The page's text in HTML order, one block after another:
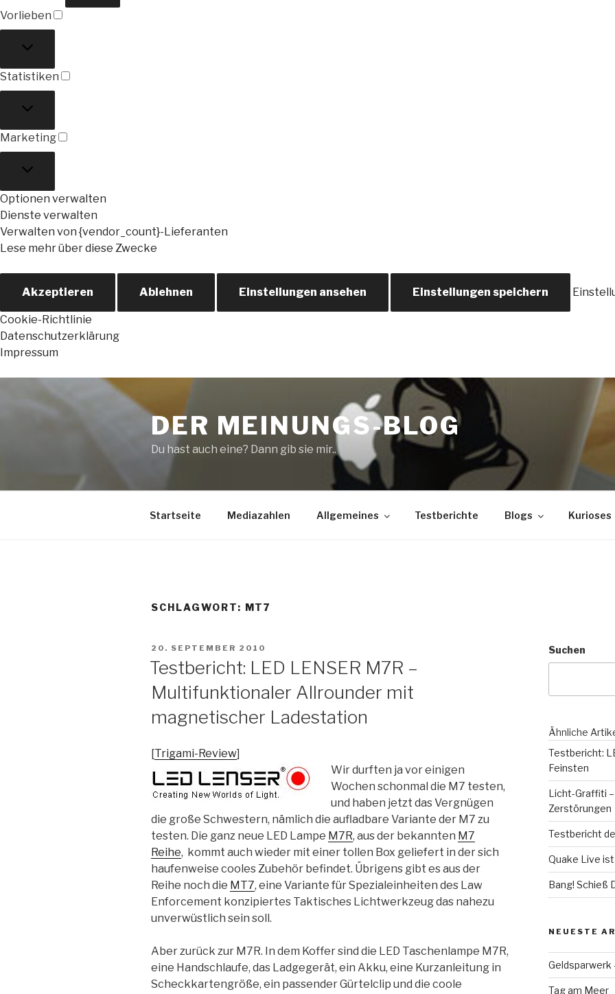
Vorlieben
Statistiken
Marketing
Optionen verwalten
Dienste verwalten
Verwalten von {vendor_count}-Lieferanten
Lese mehr über diese Zwecke
Akzeptieren Ablehnen Einstellungen ansehen Einstellungen speichern
Cookie-Richtlinie
Datenschutzerklärung
Impressum
springen
DER MEINUNGS-BLOG
Du hast auch eine? Dann gib sie mir..
Startseite Mediazahlen Allgemeines Testberichte Blogs Kurioses
SCHLAGWORT: MT7
VERÖFFENTLICHT
20. SEPTEMBER 2010
Testbericht: LED LENSER M7R –
Multifunktionaler Allrounder mit
magnetischer Ladestation
[Trigami-Review]
Wir durften ja vor einigen
Wochen schonmal die M7 testen,
und haben jetzt das Vergnügen
die große Schwestern, nämlich die aufladbare Variante der M7 zu
testen. Die ganz neue LED Lampe M7R, aus der bekannten M7
Reihe, kommt auch wieder mit einer tollen Box geliefert in der sich
haufenweise cooles Zubehör befindet. Übrigens gibt es aus der
Reihe noch die MT7, eine Variante für Spezialeinheiten des Law
Enforcement konzipiertes Taktisches Lichtwerkzeug das nahezu
unverwüstlich sein soll.
Aber zurück zur M7R. In dem Koffer sind die LED Taschenlampe M7R,
eine Handschlaufe, das Ladgegerät, ein Akku, eine Kurzanleitung in
Scheckkartengröße, ein passender Gürtelclip und die coole
Suchen
Ähnliche
Testbericht:
Feinsten
Licht-Graffiti
Zerstörungen
Testbericht
Quake Live
Bang! Schieß
NEUESTE
Geldsparwerk
Tag am Meer